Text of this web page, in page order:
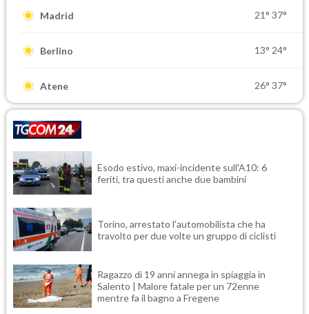
Madrid 21° 37°
Berlino 13° 24°
Atene 26° 37°
Esodo estivo, maxi-incidente sull'A10: 6
feriti, tra questi anche due bambini
Torino, arrestato l'automobilista che ha
travolto per due volte un gruppo di ciclisti
Ragazzo di 19 anni annega in spiaggia in
Salento | Malore fatale per un 72enne
mentre fa il bagno a Fregene